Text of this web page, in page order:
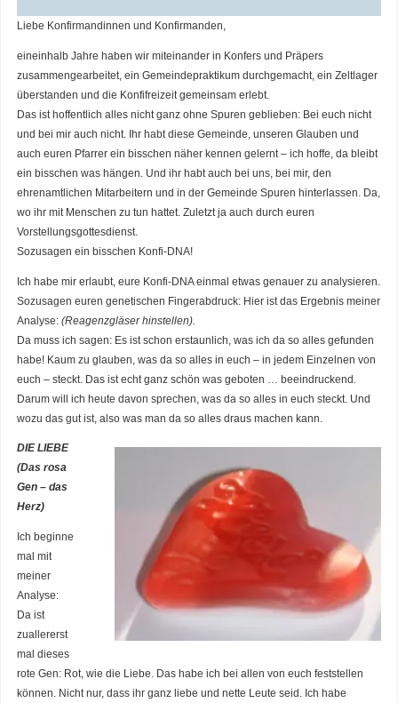
Liebe Konfirmandinnen und Konfirmanden,
eineinhalb Jahre haben wir miteinander in Konfers und Präpers
zusammengearbeitet, ein Gemeindepraktikum durchgemacht, ein Zeltlager
überstanden und die Konfifreizeit gemeinsam erlebt.
Das ist hoffentlich alles nicht ganz ohne Spuren geblieben: Bei euch nicht
und bei mir auch nicht. Ihr habt diese Gemeinde, unseren Glauben und
auch euren Pfarrer ein bisschen näher kennen gelernt – ich hoffe, da bleibt
ein bisschen was hängen. Und ihr habt auch bei uns, bei mir, den
ehrenamtlichen Mitarbeitern und in der Gemeinde Spuren hinterlassen. Da,
wo ihr mit Menschen zu tun hattet. Zuletzt ja auch durch euren
Vorstellungsgottesdienst.
Sozusagen ein bisschen Konfi-DNA!
Ich habe mir erlaubt, eure Konfi-DNA einmal etwas genauer zu analysieren.
Sozusagen euren genetischen Fingerabdruck: Hier ist das Ergebnis meiner
Analyse: (Reagenzgläser hinstellen).
Da muss ich sagen: Es ist schon erstaunlich, was ich da so alles gefunden
habe! Kaum zu glauben, was da so alles in euch – in jedem Einzelnen von
euch – steckt. Das ist echt ganz schön was geboten … beeindruckend.
Darum will ich heute davon sprechen, was da so alles in euch steckt. Und
wozu das gut ist, also was man da so alles draus machen kann.
DIE LIEBE
(Das rosa
Gen – das
Herz)
Ich beginne
mal mit
meiner
Analyse:
Da ist
zuallererst
mal dieses
rote Gen: Rot, wie die Liebe. Das habe ich bei allen von euch feststellen
können. Nicht nur, dass ihr ganz liebe und nette Leute seid. Ich habe